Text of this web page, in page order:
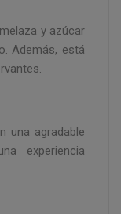
y azúcar
Además, está
una agradable
experiencia